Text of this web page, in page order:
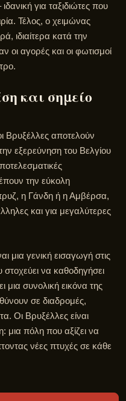
για ταξιδιώτες που
Τέλος, ο χειμώνας
ιδιαίτερα κατά την
οι αγορές και οι φωτισμοί
και σημείο
Βρυξέλλες αποτελούν
εξερεύνηση του Βελγίου
την εύκολη
η Γάνδη ή η Αμβέρσα,
και για μεγαλύτερες
μια γενική εισαγωγή στις
να καθοδηγήσει
συνολική εικόνα της
σε διαδρομές,
Οι Βρυξέλλες είναι
μια πόλη που αξίζει να
νέες πτυχές σε κάθε